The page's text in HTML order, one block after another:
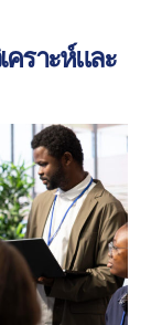
คราะห์และ